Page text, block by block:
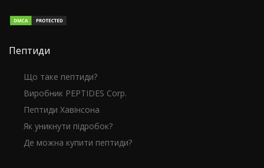
Пептиди
Що таке пептиди?
Виробник PEPTIDES Corp.
Пептиди Хавінсона
Як уникнути підробок?
Де можна купити пептиди?